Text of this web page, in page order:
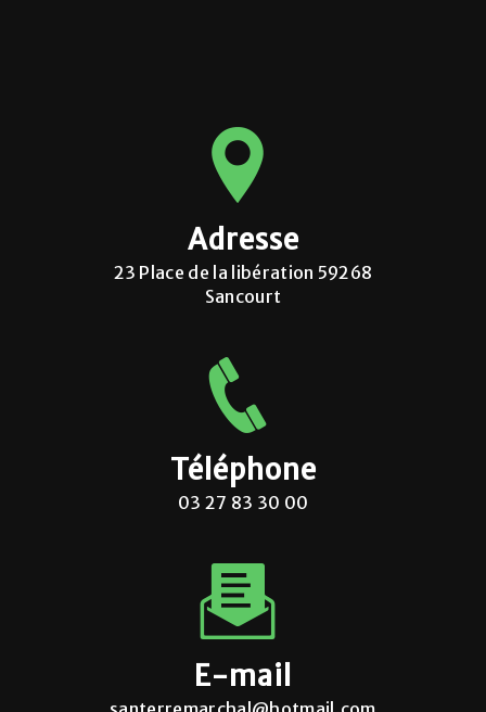
Adresse
23 Place de la libération 59268
Sancourt
Téléphone
03 27 83 30 00
E-mail